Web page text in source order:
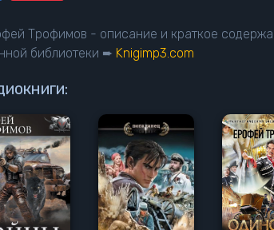
Трофимов - описание и краткое
библиотеки ➨ Knigimp3.com